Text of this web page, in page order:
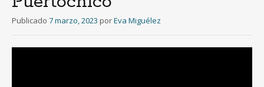
Publicado 7 marzo, 2023 porEva Miguélez